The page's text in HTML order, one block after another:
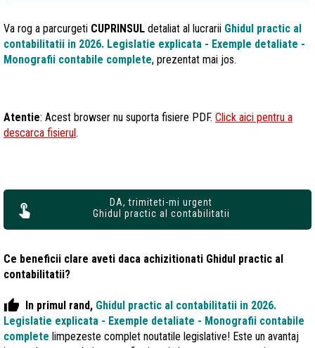
Va rog a parcurgeti CUPRINSUL detaliat al lucrarii Ghidul practic al
contabilitatii in 2026. Legislatie explicata - Exemple detaliate -
Monografii contabile complete, prezentat mai jos.
Atentie: Acest browser nu suporta fisiere PDF. Click aici pentru a
descarca fisierul.
DA, trimiteti-mi urgent
Ghidul practic al contabilitatii
Ce beneficii clare aveti daca achizitionati Ghidul practic al
contabilitatii?
thumb_up In primul rand, Ghidul practic al contabilitatii in 2026.
Legislatie explicata - Exemple detaliate - Monografii contabile
complete limpezeste complet noutatile legislative! Este un avantaj